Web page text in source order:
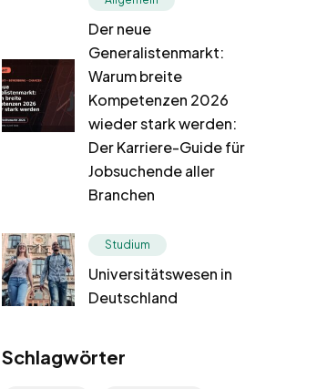
Der neue
Generalistenmarkt:
Warum breite
Kompetenzen 2026
wieder stark werden:
Der Karriere-Guide für
Jobsuchende aller
Branchen
Studium
Universitätswesen in
Deutschland
Schlagwörter